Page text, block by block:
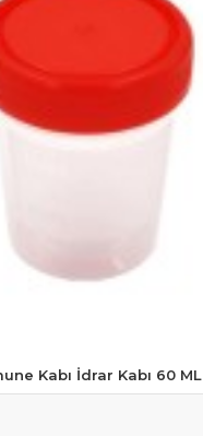
Kabı İdrar Kabı 60 ML